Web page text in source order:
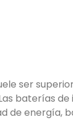
ser
baterías de
de energía,